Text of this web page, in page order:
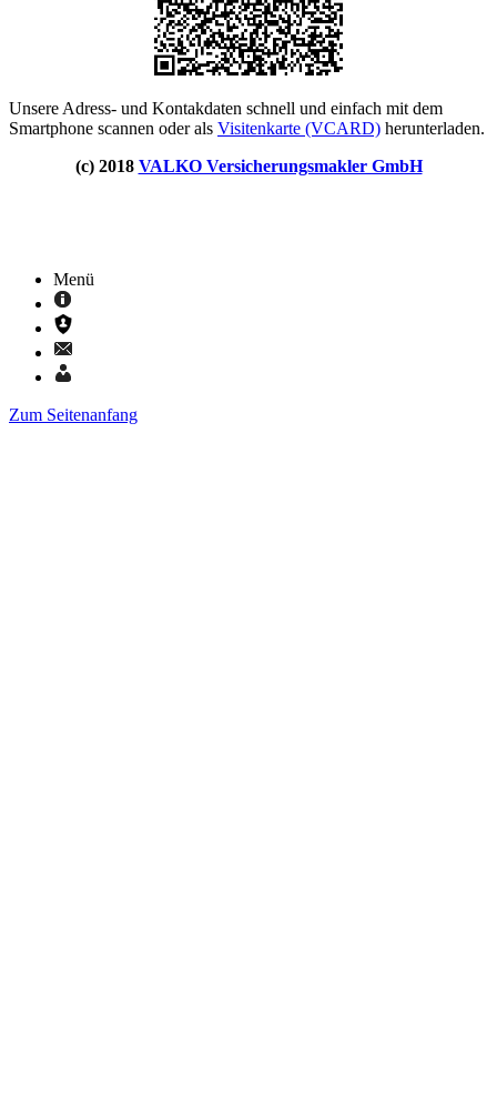
Unsere Adress- und Kontakdaten schnell und einfach mit dem
Smartphone scannen oder als Visitenkarte (VCARD) herunterladen.
(c) 2018 VALKO Versicherungsmakler GmbH
Menü
Zum Seitenanfang